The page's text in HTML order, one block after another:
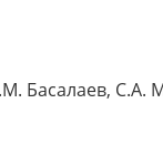
Басалаев, С.А.